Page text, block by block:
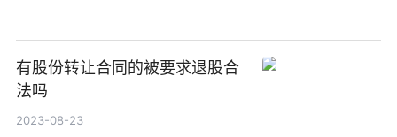
有股份转让合同的被要求退股合
法吗
2023-08-23